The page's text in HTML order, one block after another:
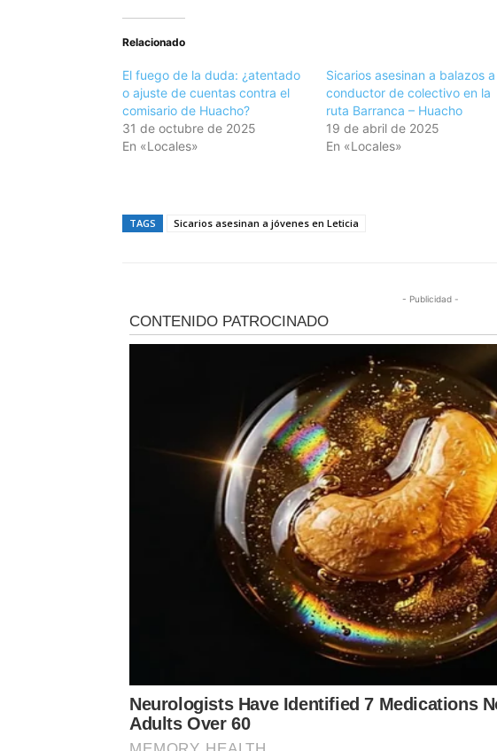
g
a
n
d
o
Relacionado
El fuego de la duda: ¿atentado
o ajuste de cuentas contra el
comisario de Huacho?
31 de octubre de 2025
En «Locales»
Sicarios asesinan a balazos a
conductor de colectivo en la
ruta Barranca – Huacho
19 de abril de 2025
En «Locales»
TAGS Sicarios asesinan a jóvenes en Leticia
- Publicidad -